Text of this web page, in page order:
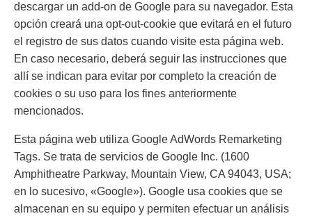
descargar un add-on de Google para su navegador. Esta
opción creará una opt-out-cookie que evitará en el futuro
el registro de sus datos cuando visite esta página web.
En caso necesario, deberá seguir las instrucciones que
allí se indican para evitar por completo la creación de
cookies o su uso para los fines anteriormente
mencionados.
Esta página web utiliza Google AdWords Remarketing
Tags. Se trata de servicios de Google Inc. (1600
Amphitheatre Parkway, Mountain View, CA 94043, USA;
en lo sucesivo, «Google»). Google usa cookies que se
almacenan en su equipo y permiten efectuar un análisis